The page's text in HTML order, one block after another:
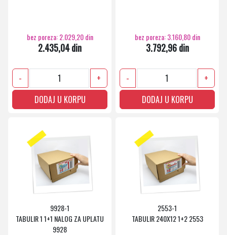
bez poreza: 2.029,20 din
2.435,04 din
-
+
DODAJ U KORPU
bez poreza: 3.160,80 din
3.792,96 din
-
+
DODAJ U KORPU
9928-1
TABULIR 1 1+1 NALOG ZA UPLATU
9928
2553-1
TABULIR 240X12 1+2 2553